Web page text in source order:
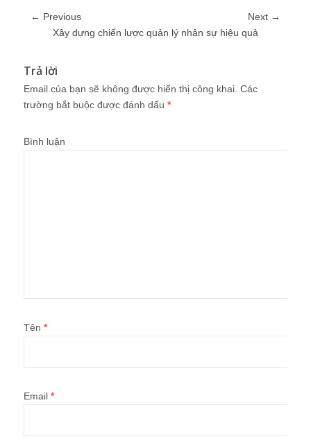
← Previous
Next →
Xây dựng chiến lược quản lý nhân sự hiệu quả
Trả lời
Email của bạn sẽ không được hiển thị công khai. Các
trường bắt buộc được đánh dấu *
Bình luận
Tên *
Email *